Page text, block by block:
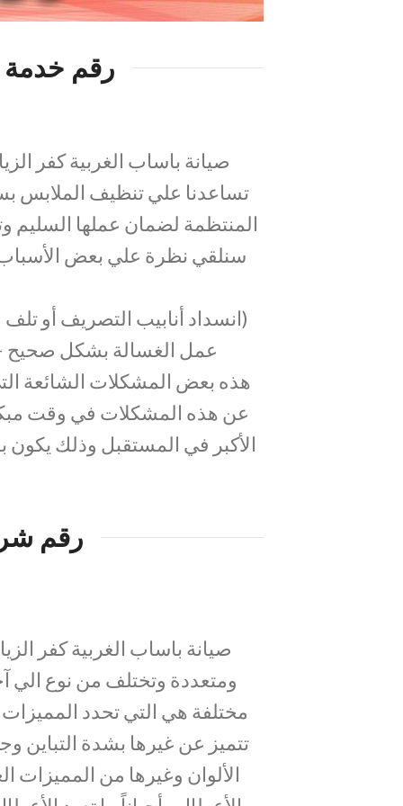
رقم خدمة
صيانة باساب الغربية كفر
تساعدنا علي تنظيف الملابس
المنتظمة لضمان عملها السليم
سنلقي نظرة علي بعض الأسباب
(انسداد أنابيب التصريف أو
عمل الغسالة بشكل صحيح –
هذه بعض المشكلات الشائعة
عن هذه المشكلات في وقت مبكر
الأكبر في المستقبل وذلك يكون
رقم
ومتعددة وتختلف من نوع الي
مختلفة هي التي تحدد
الألوان وغيرها من المميزات